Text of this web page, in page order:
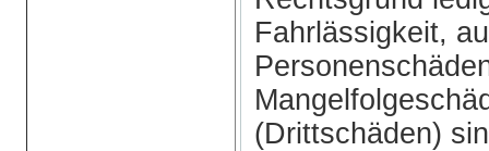
Fahrlässigkeit,
(Drittschäden)